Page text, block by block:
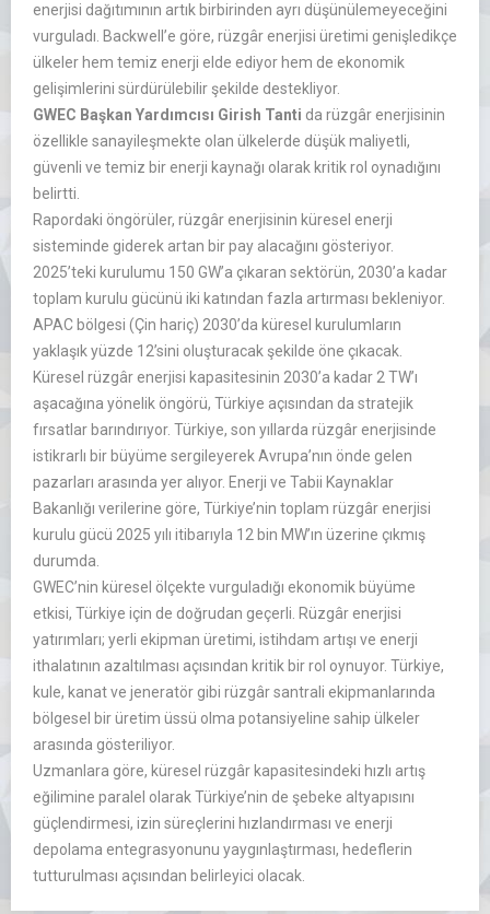
enerjisi dağıtımının artık birbirinden ayrı düşünülemeyeceğini
vurguladı. Backwell’e göre, rüzgâr enerjisi üretimi genişledikçe
ülkeler hem temiz enerji elde ediyor hem de ekonomik
gelişimlerini sürdürülebilir şekilde destekliyor.
GWEC Başkan Yardımcısı Girish Tanti da rüzgâr enerjisinin
özellikle sanayileşmekte olan ülkelerde düşük maliyetli,
güvenli ve temiz bir enerji kaynağı olarak kritik rol oynadığını
belirtti.
Rapordaki öngörüler, rüzgâr enerjisinin küresel enerji
sisteminde giderek artan bir pay alacağını gösteriyor.
2025’teki kurulumu 150 GW’a çıkaran sektörün, 2030’a kadar
toplam kurulu gücünü iki katından fazla artırması bekleniyor.
APAC bölgesi (Çin hariç) 2030’da küresel kurulumların
yaklaşık yüzde 12’sini oluşturacak şekilde öne çıkacak.
Küresel rüzgâr enerjisi kapasitesinin 2030’a kadar 2 TW’ı
aşacağına yönelik öngörü, Türkiye açısından da stratejik
fırsatlar barındırıyor. Türkiye, son yıllarda rüzgâr enerjisinde
istikrarlı bir büyüme sergileyerek Avrupa’nın önde gelen
pazarları arasında yer alıyor. Enerji ve Tabii Kaynaklar
Bakanlığı verilerine göre, Türkiye’nin toplam rüzgâr enerjisi
kurulu gücü 2025 yılı itibarıyla 12 bin MW’ın üzerine çıkmış
durumda.
GWEC’nin küresel ölçekte vurguladığı ekonomik büyüme
etkisi, Türkiye için de doğrudan geçerli. Rüzgâr enerjisi
yatırımları; yerli ekipman üretimi, istihdam artışı ve enerji
ithalatının azaltılması açısından kritik bir rol oynuyor. Türkiye,
kule, kanat ve jeneratör gibi rüzgâr santrali ekipmanlarında
bölgesel bir üretim üssü olma potansiyeline sahip ülkeler
arasında gösteriliyor.
Uzmanlara göre, küresel rüzgâr kapasitesindeki hızlı artış
eğilimine paralel olarak Türkiye’nin de şebeke altyapısını
güçlendirmesi, izin süreçlerini hızlandırması ve enerji
depolama entegrasyonunu yaygınlaştırması, hedeflerin
tutturulması açısından belirleyici olacak.